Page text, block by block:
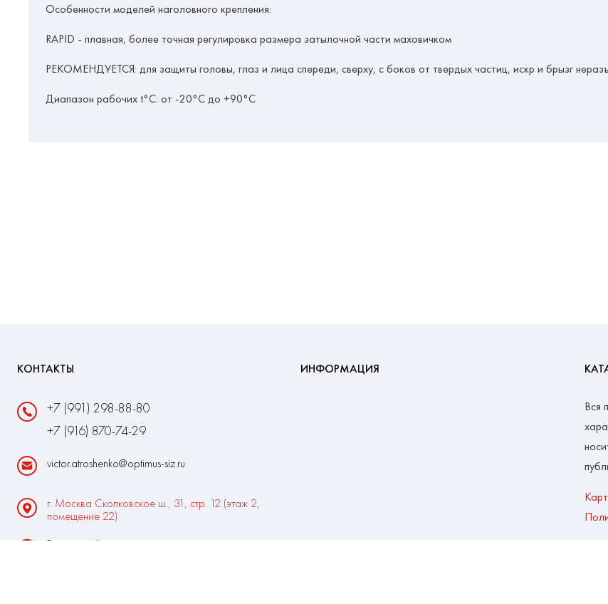
Особенности моделей наголовного крепления:
RAPID - плавная, более точная регулировка размера затылочной части маховичком
РЕКОМЕНДУЕТСЯ: для защиты головы, глаз и лица спереди, сверху, с боков от твердых частиц, искр и брызг
Диапазон рабочих t°C: от -20°C до +90°C
КОНТАКТЫ
+7 (991) 298-88-80
+7 (916) 870-74-29
victor.atroshenko@optimus-siz.ru
г. Москва Сколковское ш., 31, стр. 12 (этаж 2,
помещение 22)
Время работы:
ИНФОРМАЦИЯ
Вся